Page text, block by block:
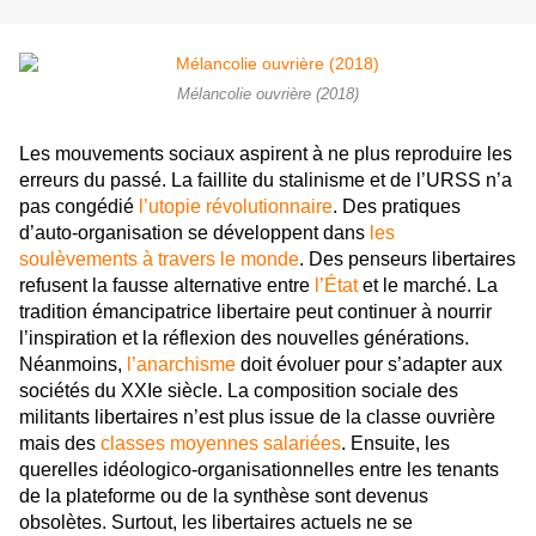
Mélancolie ouvrière (2018)
Les mouvements sociaux aspirent à ne plus reproduire les
erreurs du passé. La faillite du stalinisme et de l’URSS n’a
pas congédié l’utopie révolutionnaire. Des pratiques
d’auto-organisation se développent dans les
soulèvements à travers le monde. Des penseurs libertaires
refusent la fausse alternative entre l’Étatet le marché. La
tradition émancipatrice libertaire peut continuer à nourrir
l’inspiration et la réflexion des nouvelles générations.
Néanmoins, l’anarchisme doit évoluer pour s’adapter aux
sociétés du XXIe siècle. La composition sociale des
militants libertaires n’est plus issue de la classe ouvrière
mais des classes moyennes salariées. Ensuite, les
querelles idéologico-organisationnelles entre les tenants
de la plateforme ou de la synthèse sont devenus
obsolètes. Surtout, les libertaires actuels ne se